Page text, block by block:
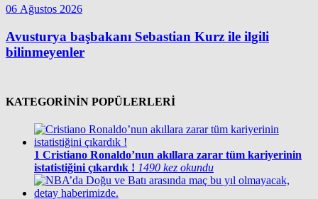
06 Ağustos 2026
Avusturya başbakanı Sebastian Kurz ile ilgili
bilinmeyenler
KATEGORİNİN POPÜLERLERİ
1 Cristiano Ronaldo’nun akıllara zarar tüm kariyerinin
istatistiğini çıkardık ! 1490 kez okundu